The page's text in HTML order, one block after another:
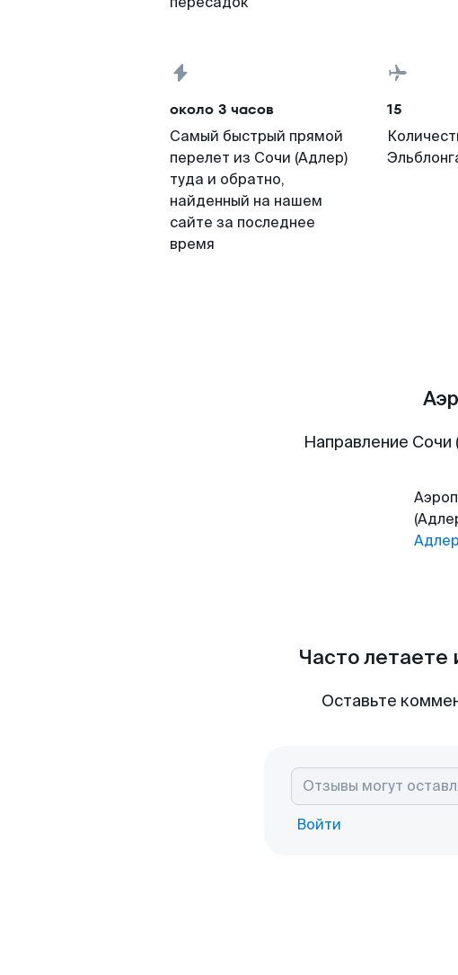
около 3 часов
Самый быстрый прямой
перелет из Сочи (Адлер)
туда и обратно,
найденный на нашем
сайте за последнее
время
15
Направление
Адлер
Часто летаете
Оставьте
Войти